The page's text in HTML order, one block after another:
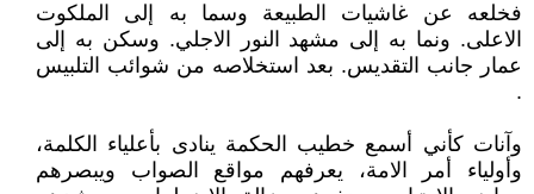
فخلعه عن غاشيات الطبيعة وسما به إلى الملكوت
الاعلى. ونما به إلى مشهد النور الاجلي. وسكن به إلى
عمار جانب التقديس. بعد استخلاصه من شوائب التلبيس
.
وآنات كأني أسمع خطيب الحكمة ينادى بأعلياء الكلمة،
وأولياء أمر الامة، يعرفهم مواقع الصواب ويبصرهم